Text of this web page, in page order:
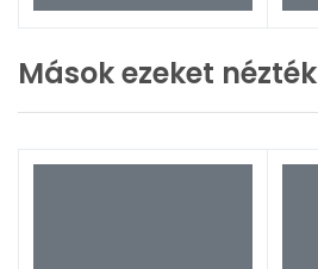
Mások ezeket nézték